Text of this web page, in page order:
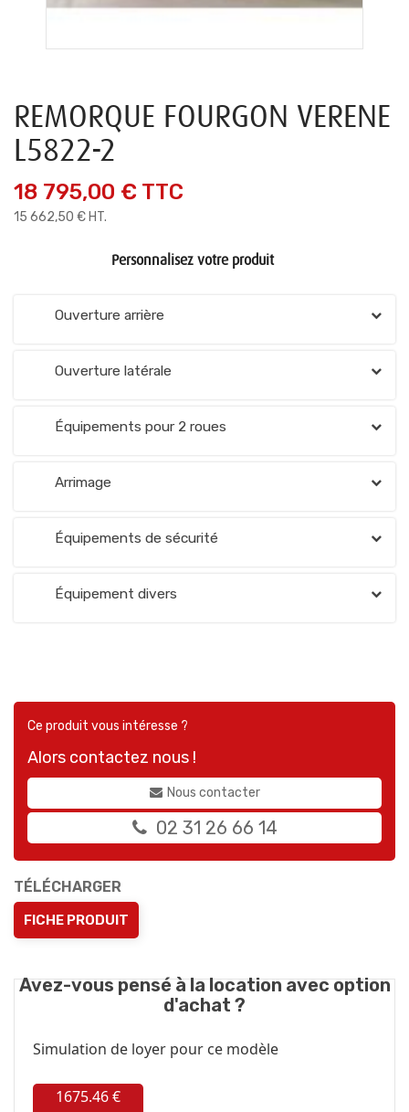
REMORQUE FOURGON VERENE
L5822-2
18 795,00 € TTC
15 662,50 € HT.
Personnalisez votre produit
Ouverture arrière
Ouverture latérale
Équipements pour 2 roues
Arrimage
Équipements de sécurité
Équipement divers
Ce produit vous intéresse ?
Alors contactez nous !
Nous contacter
02 31 26 66 14
TÉLÉCHARGER
FICHE PRODUIT
Avez-vous pensé à la location avec option
d'achat ?